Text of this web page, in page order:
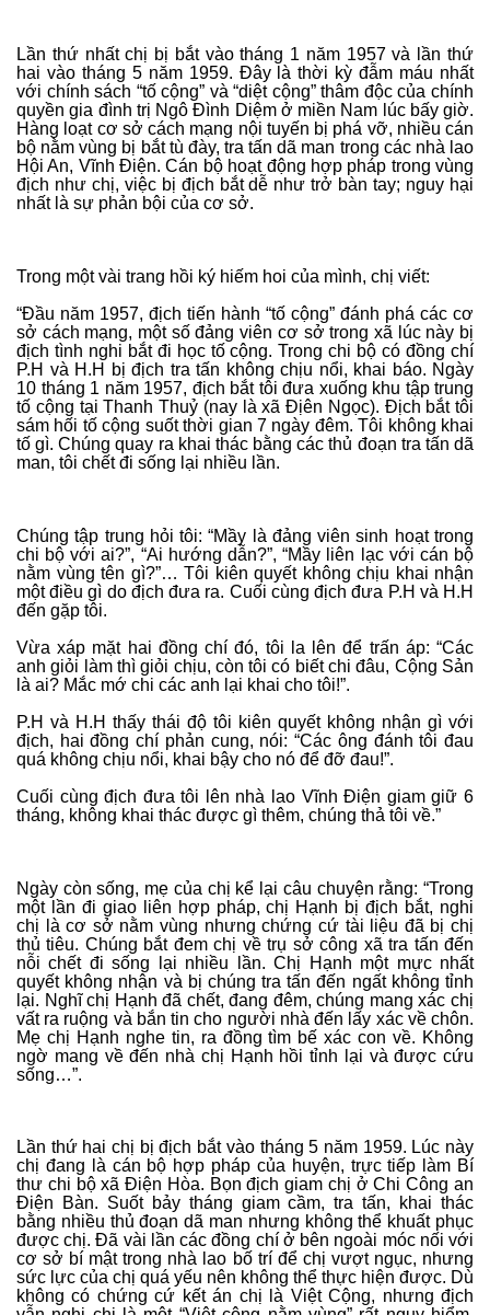
Lần thứ nhất chị bị bắt vào tháng 1 năm 1957 và lần thứ
hai vào tháng 5 năm 1959. Đây là thời kỳ đẫm máu nhất
với chính sách “tố cộng” và “diệt cộng” thâm độc của chính
quyền gia đình trị Ngô Đình Diệm ở miền Nam lúc bấy giờ.
Hàng loạt cơ sở cách mạng nội tuyến bị phá vỡ, nhiều cán
bộ nằm vùng bị bắt tù đày, tra tấn dã man trong các nhà lao
Hội An, Vĩnh Điện. Cán bộ hoạt động hợp pháp trong vùng
địch như chị, việc bị địch bắt dễ như trở bàn tay; nguy hại
nhất là sự phản bội của cơ sở.
Trong một vài trang hồi ký hiếm hoi của mình, chị viết:
“Đầu năm 1957, địch tiến hành “tố cộng” đánh phá các cơ
sở cách mạng, một số đảng viên cơ sở trong xã lúc này bị
địch tình nghi bắt đi học tố cộng. Trong chi bộ có đồng chí
P.H và H.H bị địch tra tấn không chịu nổi, khai báo. Ngày
10 tháng 1 năm 1957, địch bắt tôi đưa xuống khu tập trung
tố cộng tại Thanh Thuỷ (nay là xã Địên Ngọc). Địch bắt tôi
sám hối tố cộng suốt thời gian 7 ngày đêm. Tôi không khai
tố gì. Chúng quay ra khai thác bằng các thủ đoạn tra tấn dã
man, tôi chết đi sống lại nhiều lần.
Chúng tập trung hỏi tôi: “Mầy là đảng viên sinh hoạt trong
chi bộ với ai?”, “Ai hướng dẫn?”, “Mầy liên lạc với cán bộ
nằm vùng tên gì?”… Tôi kiên quyết không chịu khai nhận
một điều gì do địch đưa ra. Cuối cùng địch đưa P.H và H.H
đến gặp tôi.
Vừa xáp mặt hai đồng chí đó, tôi la lên để trấn áp: “Các
anh giỏi làm thì giỏi chịu, còn tôi có biết chi đâu, Cộng Sản
là ai? Mắc mớ chi các anh lại khai cho tôi!”.
P.H và H.H thấy thái độ tôi kiên quyết không nhận gì với
địch, hai đồng chí phản cung, nói: “Các ông đánh tôi đau
quá không chịu nổi, khai bậy cho nó để đỡ đau!”.
Cuối cùng địch đưa tôi lên nhà lao Vĩnh Điện giam giữ 6
tháng, không khai thác được gì thêm, chúng thả tôi về.”
Ngày còn sống, mẹ của chị kể lại câu chuyện rằng: “Trong
một lần đi giao liên hợp pháp, chị Hạnh bị địch bắt, nghi
chị là cơ sở nằm vùng nhưng chứng cứ tài liệu đã bị chị
thủ tiêu. Chúng bắt đem chị về trụ sở công xã tra tấn đến
nỗi chết đi sống lại nhiều lần. Chị Hạnh một mực nhất
quyết không nhận và bị chúng tra tấn đến ngất không tỉnh
lại. Nghĩ chị Hạnh đã chết, đang đêm, chúng mang xác chị
vất ra ruộng và bắn tin cho người nhà đến lấy xác về chôn.
Mẹ chị Hạnh nghe tin, ra đồng tìm bế xác con về. Không
ngờ mang về đến nhà chị Hạnh hồi tỉnh lại và được cứu
sống…”.
Lần thứ hai chị bị địch bắt vào tháng 5 năm 1959. Lúc này
chị đang là cán bộ hợp pháp của huyện, trực tiếp làm Bí
thư chi bộ xã Điện Hòa. Bọn địch giam chị ở Chi Công an
Điện Bàn. Suốt bảy tháng giam cầm, tra tấn, khai thác
bằng nhiều thủ đoạn dã man nhưng không thể khuất phục
được chị. Đã vài lần các đồng chí ở bên ngoài móc nối với
cơ sở bí mật trong nhà lao bố trí để chị vượt ngục, nhưng
sức lực của chị quá yếu nên không thể thực hiện được. Dù
không có chứng cứ kết án chị là Việt Cộng, nhưng địch